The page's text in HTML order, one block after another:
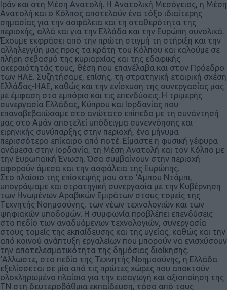
Ιράν και στη Μέση Ανατολή. Η Ανατολική Μεσόγειος, η Μέση
Ανατολή και ο Κόλπος αποτελούν ένα τόξο ιδιαίτερης
σημασίας για την ασφάλεια και τη σταθερότητα της
περιοχής, αλλά και για την Ελλάδα και την Ευρώπη συνολικά.
Έχουμε εκφράσει από την πρώτη στιγμή τη στήριξη και την
αλληλεγγύη μας προς τα κράτη του Κόλπου και καλούμε σε
πλήρη σεβασμό της κυριαρχίας και της εδαφικής
ακεραιότητάς τους, θέση που επανέλαβα και στον Πρόεδρο
των ΗΑΕ. Συζητήσαμε, επίσης, τη στρατηγική εταιρική σχέση
Ελλάδας-ΗΑΕ, καθώς και την ενίσχυση της συνεργασίας μας
με έμφαση στο εμπόριο και τις επενδύσεις. Η τριμερής
συνεργασία Ελλάδας, Κύπρου και Ιορδανίας που
επαναβεβαιώσαμε στο ανώτατο επίπεδο με τη συνάντησή
μας στο Αμάν αποτελεί υπόδειγμα συνεννόησης και
ειρηνικής συνύπαρξης στην περιοχή, ένα μήνυμα
περισσότερο επίκαιρο από ποτέ. Είμαστε η φυσική γέφυρα
ανάμεσα στην Ιορδανία, τη Μέση Ανατολή και τον Κόλπο με
την Ευρωπαϊκή Ένωση. Όσα συμβαίνουν στην περιοχή
αφορούν άμεσα και την ασφάλεια της Ευρώπης.
Στο πλαίσιο της επίσκεψής μου στο ‘Αμπου Ντάμπι,
υπογράψαμε και στρατηγική συνεργασία με την Κυβέρνηση
των Ηνωμένων Αραβικών Εμιράτων στους τομείς της
Τεχνητής Νοημοσύνης, των νέων τεχνολογιών και των
ψηφιακών υποδομών. Η συμφωνία προβλέπει επενδύσεις
στο πεδίο των αναδυόμενων τεχνολογιών, συνεργασία
στους τομείς της εκπαίδευσης και της υγείας, καθώς και την
από κοινού ανάπτυξη εργαλείων που μπορούν να ενισχύσουν
την αποτελεσματικότητα της δημόσιας διοίκησης.
‘Αλλωστε, στο πεδίο της Τεχνητής Νοημοσύνης, η Ελλάδα
εξελίσσεται σε μία από τις πρώτες χώρες που αποκτούν
ολοκληρωμένο πλαίσιο για την εισαγωγή και αξιοποίηση της
ΤΝ στη δευτεροβάθμια εκπαίδευση, τόσο από τους